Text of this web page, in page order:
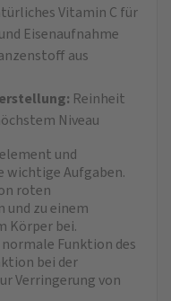
Vitamin C für
Eisenaufnahme
aus
Reinheit
Niveau
und
wichtige Aufgaben.
roten
zu einem
Körper bei.
Funktion des
bei der
Verringerung von